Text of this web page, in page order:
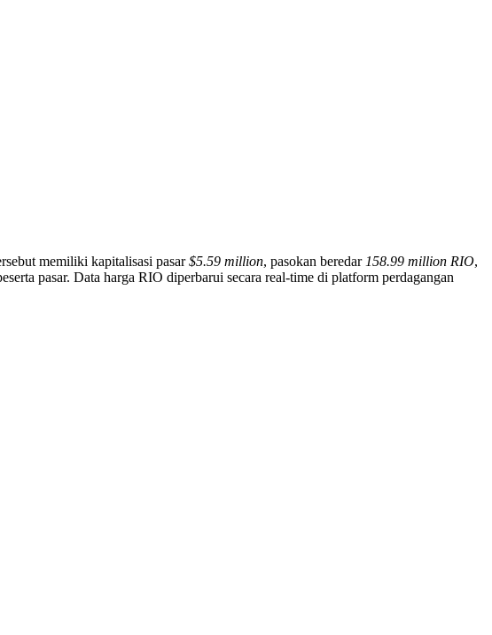
memiliki kapitalisasi pasar$5.59 million, pasokan beredar 158.99 million RIO,
pasar. Data harga RIO diperbarui secara real-time di platform perdagangan